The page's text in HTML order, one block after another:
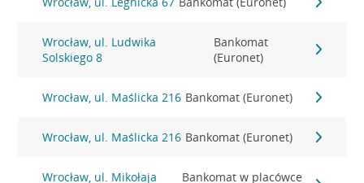
Wrocław, ul. Ludwika
Solskiego 8
Bankomat
(Euronet)
Wrocław, ul. Maślicka 216 Bankomat (Euronet)
Wrocław, ul. Maślicka 216 Bankomat (Euronet)
Wrocław, ul. Mikołaja
Bankomat w placówce